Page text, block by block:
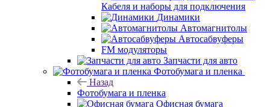
Кабеля и наборы для подключения
Динамики
Автомагнитолы
Автосабвуферы
FM модуляторы
Запчасти для авто
Фотобумага и пленка
Назад
Фотобумага и пленка
Офисная бумага